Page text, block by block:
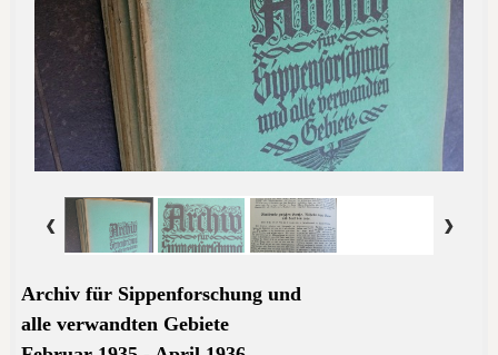
Archiv für Sippenforschung und
alleverwandten Gebiete